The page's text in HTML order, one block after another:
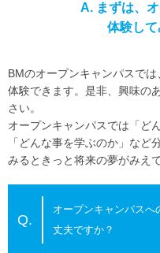
A. まずは、
体験して
BMのオープンキャンパスで
体験できます。是非、興味の
さい。
オープンキャンパスでは「ど
「どんな事を学ぶのか」など
みるときっと将来の夢がみえ
Q.
オープンキャンパスへ
丈夫ですか？